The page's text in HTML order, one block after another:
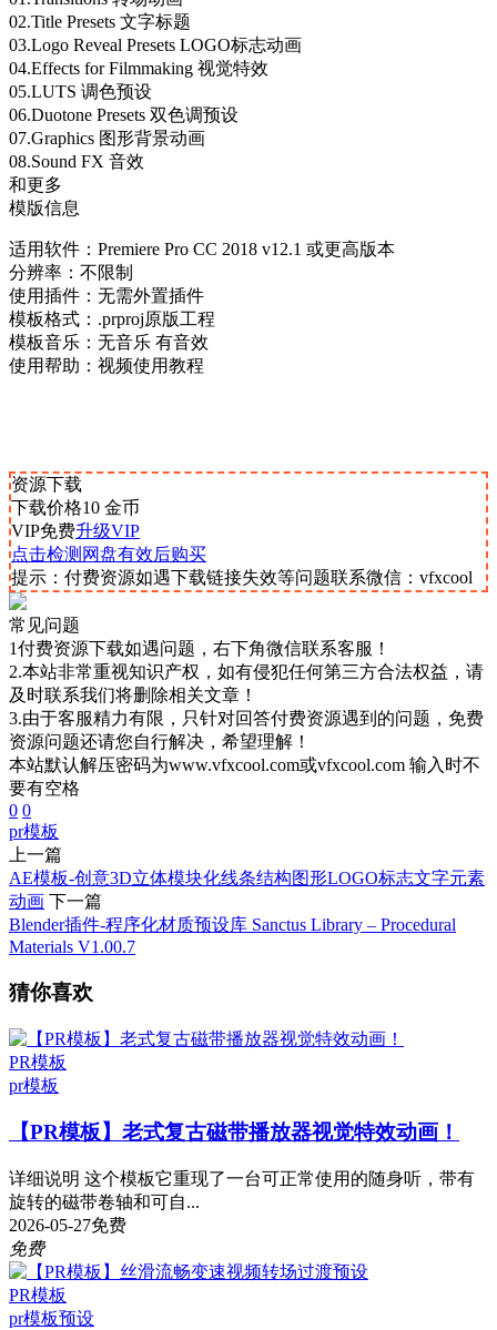
02.Title Presets 文字标题
03.Logo Reveal Presets LOGO标志动画
04.Effects for Filmmaking 视觉特效
05.LUTS 调色预设
06.Duotone Presets 双色调预设
07.Graphics 图形背景动画
08.Sound FX 音效
和更多
模版信息
适用软件：Premiere Pro CC 2018 v12.1 或更高版本
分辨率：不限制
使用插件：无需外置插件
模板格式：.prproj原版工程
模板音乐：无音乐 有音效
使用帮助：视频使用教程
资源下载
下载价格10 金币
VIP免费升级VIP
点击检测网盘有效后购买
提示：付费资源如遇下载链接失效等问题联系微信：vfxcool
常见问题
1付费资源下载如遇问题，右下角微信联系客服！
2.本站非常重视知识产权，如有侵犯任何第三方合法权益，请
及时联系我们将删除相关文章！
3.由于客服精力有限，只针对回答付费资源遇到的问题，免费
资源问题还请您自行解决，希望理解！
本站默认解压密码为www.vfxcool.com或vfxcool.com 输入时不
要有空格
0 0
pr模板
上一篇
AE模板-创意3D立体模块化线条结构图形LOGO标志文字元素
动画 下一篇
Blender插件-程序化材质预设库 Sanctus Library – Procedural
Materials V1.00.7
猜你喜欢
PR模板
pr模板
【PR模板】老式复古磁带播放器视觉特效动画！
详细说明 这个模板它重现了一台可正常使用的随身听，带有
旋转的磁带卷轴和可自...
2026-05-27免费
免费
PR模板
pr模板预设